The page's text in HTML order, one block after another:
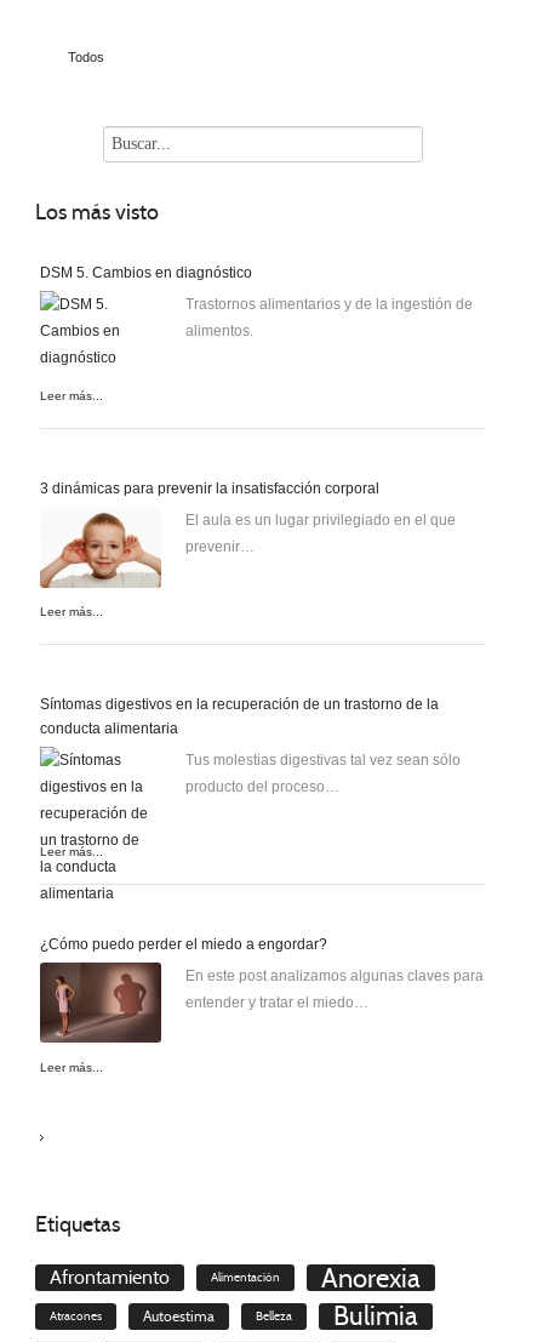
Todos
Los más visto
DSM 5. Cambios en diagnóstico
Trastornos alimentarios y de la ingestión de
alimentos.
Leer más...
3 dinámicas para prevenir la insatisfacción corporal
El aula es un lugar privilegiado en el que
prevenir…
Leer más...
Síntomas digestivos en la recuperación de un trastorno de la
conducta alimentaria
Tus molestias digestivas tal vez sean sólo
producto del proceso…
Leer más...
¿Cómo puedo perder el miedo a engordar?
En este post analizamos algunas claves para
entender y tratar el miedo…
Leer más...
Etiquetas
Afrontamiento Alimentación Anorexia
Atracones Autoestima Belleza Bulimia